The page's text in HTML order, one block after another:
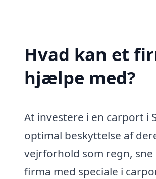
Hvad kan et
hjælpe med?
At investere i en carport i
optimal beskyttelse af
vejrforhold som regn,
firma med speciale i